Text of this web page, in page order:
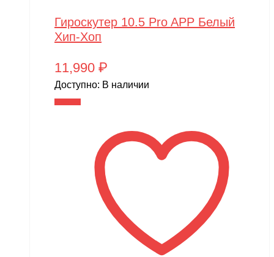
Гироскутер 10.5 Pro APP Белый
Хип-Хоп
11,990 ₽
Доступно: В наличии